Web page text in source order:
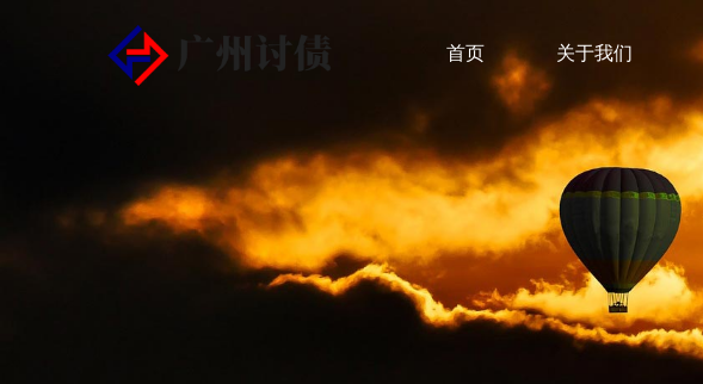
首页 关于我们